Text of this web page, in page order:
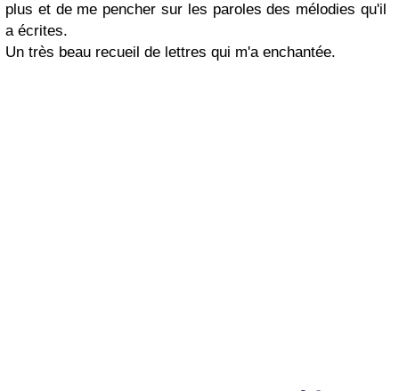
plus et de me pencher sur les paroles des mélodies qu'il
a écrites.
Un très beau recueil de lettres qui m'a enchantée.